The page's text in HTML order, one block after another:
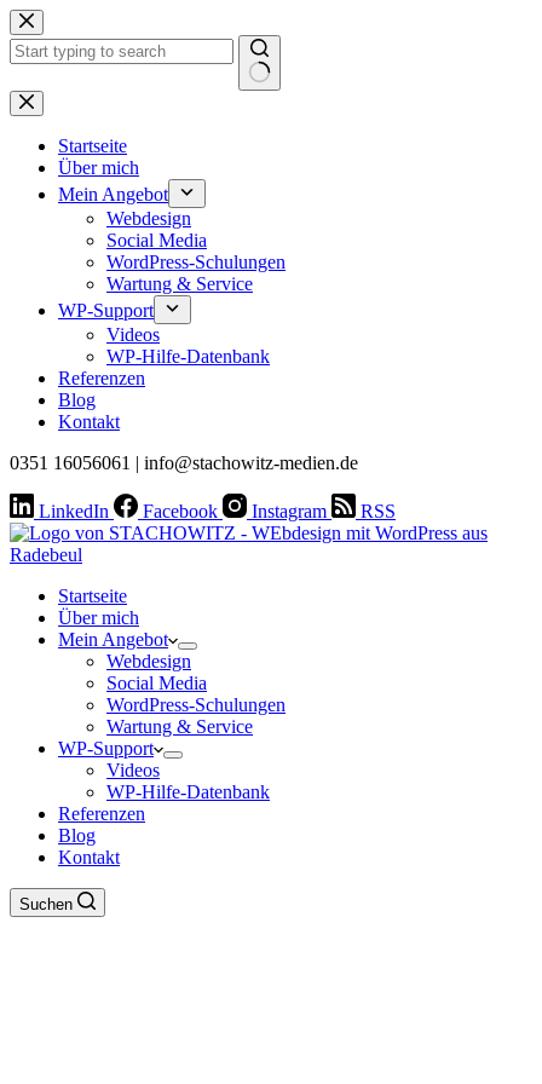
Zum
Inhalt
springen
Keine
Ergebnisse
Startseite
Über mich
Mein Angebot
Webdesign
Social Media
WordPress-Schulungen
Wartung & Service
WP-Support
Videos
WP-Hilfe-Datenbank
Referenzen
Blog
Kontakt
0351 16056061 | info@stachowitz-medien.de
LinkedIn Facebook Instagram RSS
Startseite
Über mich
Mein Angebot
Webdesign
Social Media
WordPress-Schulungen
Wartung & Service
WP-Support
Videos
WP-Hilfe-Datenbank
Referenzen
Blog
Kontakt
Suchen